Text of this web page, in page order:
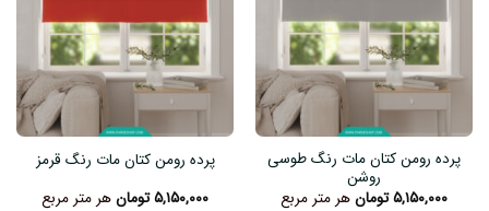
پرده رومن کتان مات رنگ طوسی
روشن
۵,۱۵۰,۰۰۰تومانهر متر مربع
پرده رومن کتان مات رنگ قرمز
۵,۱۵۰,۰۰۰تومانهر متر مربع